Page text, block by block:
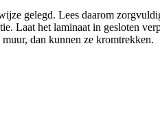
gelegd. Lees daarom
Laat het laminaat in gesloten
dan kunnen ze kromtrekken.